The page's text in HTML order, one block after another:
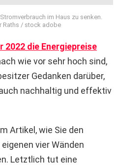
im Haus zu senken.
Raths / stock adobe
2022 die Energiepreise
wie vor sehr hoch sind,
Gedanken darüber,
nachhaltig und effektiv
Artikel, wie Sie den
eigenen vier Wänden
Letztlich tut eine